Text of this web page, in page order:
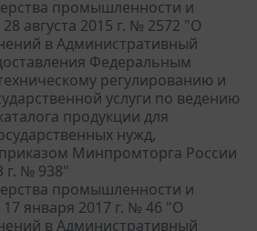
промышленности и
августа 2015 г. № 2572 "О
в Административный
Федеральным
регулированию и
услуги по ведению
продукции для
нужд,
Минпромторга России
г. № 938"
промышленности и
января 2017 г. № 46 "О
в Административный